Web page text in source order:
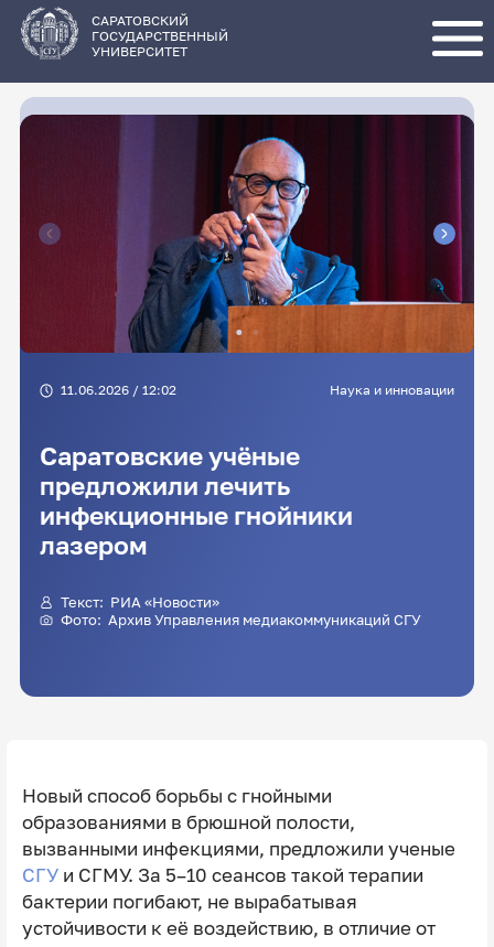
основному
содержанию
САРАТОВСКИЙ
ГОСУДАРСТВЕННЫЙ
УНИВЕРСИТЕТ
11.06.2026 / 12:02 Наука и инновации
Саратовские учёные
предложили лечить
инфекционные гнойники
лазером
Текст: РИА «Новости»
Фото: Архив Управления медиакоммуникаций СГУ
Новый способ борьбы с гнойными
образованиями в брюшной полости,
вызванными инфекциями, предложили ученые
СГУи СГМУ. За 5–10 сеансов такой терапии
бактерии погибают, не вырабатывая
устойчивости к её воздействию, в отличие от